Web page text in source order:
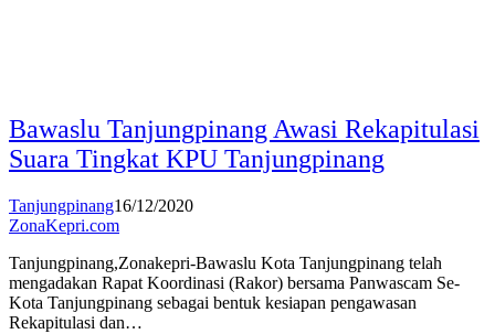
Bawaslu Tanjungpinang Awasi Rekapitulasi
Suara Tingkat KPU Tanjungpinang
Tanjungpinang16/12/2020
ZonaKepri.com
Tanjungpinang,Zonakepri-Bawaslu Kota Tanjungpinang telah
mengadakan Rapat Koordinasi (Rakor) bersama Panwascam Se-
Kota Tanjungpinang sebagai bentuk kesiapan pengawasan
Rekapitulasi dan…